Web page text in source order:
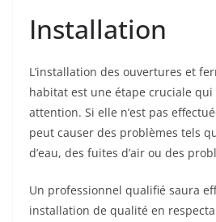
Installation
L’installation des ouvertures et
habitat est une étape cruciale
attention. Si elle n’est pas
peut causer des problèmes tels
d’eau, des fuites d’air ou des
Un professionnel qualifié saura
installation de qualité en